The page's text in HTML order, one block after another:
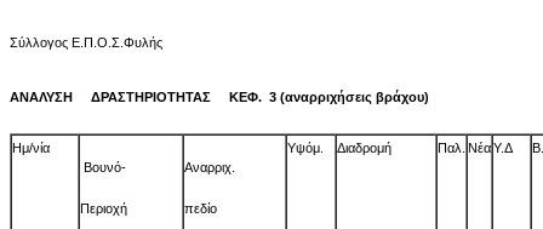
Σύλλογος Ε.Π.Ο.Σ.Φυλής
ΑΝΑΛΥΣΗ ΔΡΑΣΤΗΡΙΟΤΗΤΑΣ ΚΕΦ. 3 (αναρριχήσεις βράχου)
Ημ/νία
Βουνό-
Περιοχή
Αναρριχ.
πεδίο
Υψόμ. Διαδρομή Παλ. ΝέαΥ.Δ